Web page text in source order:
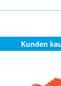
Kunden